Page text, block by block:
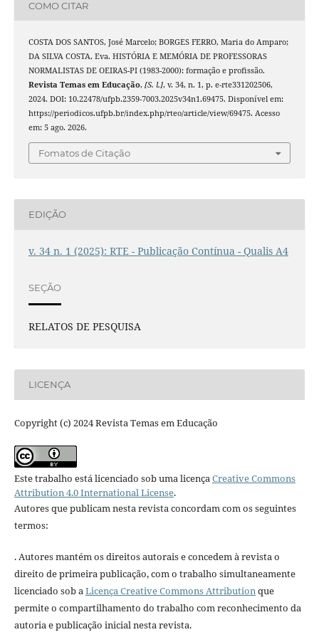
COMO CITAR
COSTA DOS SANTOS, José Marcelo; BORGES FERRO, Maria do Amparo;
DA SILVA COSTA, Eva. HISTÓRIA E MEMÓRIA DE PROFESSORAS
NORMALISTAS DE OEIRAS-PI (1983-2000): formação e profissão.
Revista Temas em Educação, [S. l.], v. 34, n. 1, p. e-rte331202506,
2024. DOI: 10.22478/ufpb.2359-7003.2025v34n1.69475. Disponível em:
https://periodicos.ufpb.br/index.php/rteo/article/view/69475. Acesso
em: 5 ago. 2026.
Fomatos de Citação
EDIÇÃO
v. 34 n. 1 (2025): RTE - Publicação Contínua - Qualis A4
SEÇÃO
RELATOS DE PESQUISA
LICENÇA
Copyright (c) 2024 Revista Temas em Educação
Este trabalho está licenciado sob uma licençaCreative Commons
Attribution 4.0 International License.
Autores que publicam nesta revista concordam com os seguintes
termos:
. Autores mantém os direitos autorais e concedem à revista o
direito de primeira publicação, com o trabalho simultaneamente
licenciado sob aLicença Creative Commons Attributionque
permite o compartilhamento do trabalho com reconhecimento da
autoria e publicação inicial nesta revista.